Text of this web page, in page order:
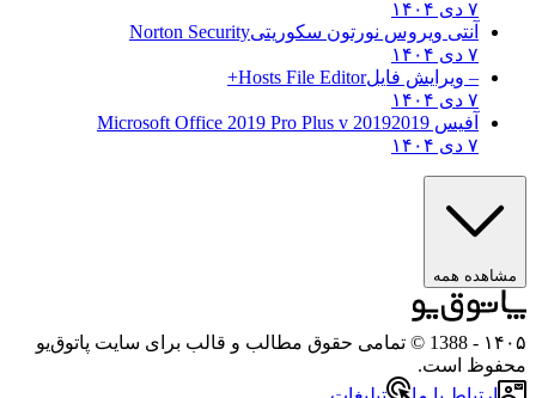
آنتی ویروس نورتون سکوریتیNorton Security
– ویرایش فایل Hosts File Editor+
آفیس 20192019 Microsoft Office 2019 Pro Plus v
همه
- 1388 © تمامی حقوق مطالب و قالب برای سایت پاتوق‌یو
است.